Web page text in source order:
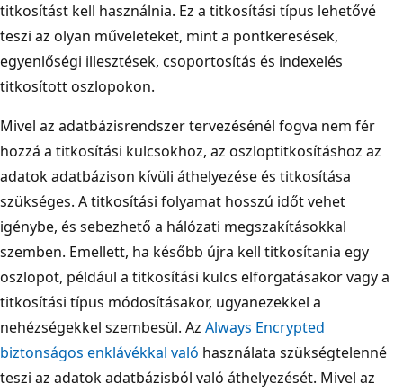
titkosítást kell használnia. Ez a titkosítási típus lehetővé
teszi az olyan műveleteket, mint a pontkeresések,
egyenlőségi illesztések, csoportosítás és indexelés
titkosított oszlopokon.
Mivel az adatbázisrendszer tervezésénél fogva nem fér
hozzá a titkosítási kulcsokhoz, az oszloptitkosításhoz az
adatok adatbázison kívüli áthelyezése és titkosítása
szükséges. A titkosítási folyamat hosszú időt vehet
igénybe, és sebezhető a hálózati megszakításokkal
szemben. Emellett, ha később újra kell titkosítania egy
oszlopot, például a titkosítási kulcs elforgatásakor vagy a
titkosítási típus módosításakor, ugyanezekkel a
nehézségekkel szembesül. Az Always Encrypted
biztonságos enklávékkal való használata szükségtelenné
teszi az adatok adatbázisból való áthelyezését. Mivel az